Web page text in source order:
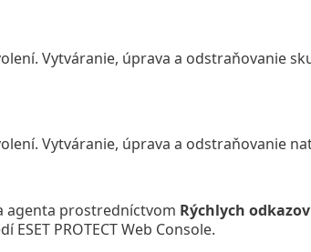
Vytváranie, úprava a odstraňovanie
Vytváranie, úprava a odstraňovanie
agenta prostredníctvom Rýchlych odkazov
PROTECT Web Console.